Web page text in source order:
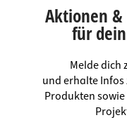
Aktionen
für
Melde dich
und erhalte Infos
Produkten